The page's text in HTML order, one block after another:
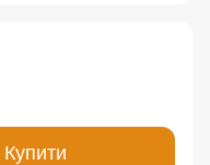
Купити